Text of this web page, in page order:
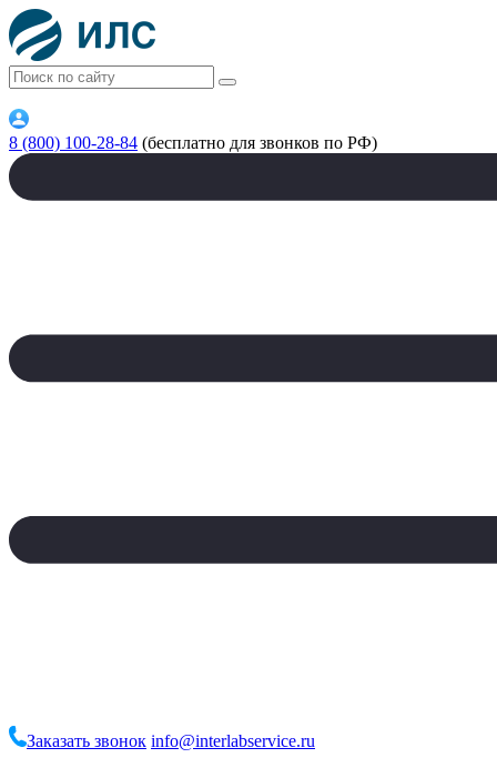
8 (800) 100-28-84 (бесплатно для звонков по РФ)
Заказать звонок info@interlabservice.ru